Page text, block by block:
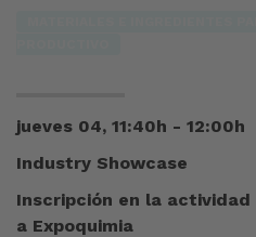
jueves 04, 11:40h - 12:00h
Industry Showcase
Inscripción en la
a Expoquimia